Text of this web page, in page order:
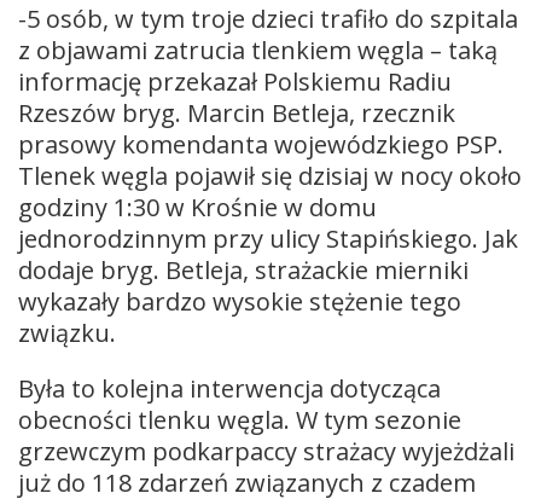
-5 osób, w tym troje dzieci trafiło do szpitala
z objawami zatrucia tlenkiem węgla – taką
informację przekazał Polskiemu Radiu
Rzeszów bryg. Marcin Betleja, rzecznik
prasowy komendanta wojewódzkiego PSP.
Tlenek węgla pojawił się dzisiaj w nocy około
godziny 1:30 w Krośnie w domu
jednorodzinnym przy ulicy Stapińskiego. Jak
dodaje bryg. Betleja, strażackie mierniki
wykazały bardzo wysokie stężenie tego
związku.
Była to kolejna interwencja dotycząca
obecności tlenku węgla. W tym sezonie
grzewczym podkarpaccy strażacy wyjeżdżali
już do 118 zdarzeń związanych z czadem